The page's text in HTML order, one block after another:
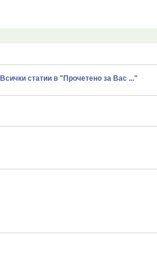
Всички статии в "Прочетено за Вас ..."